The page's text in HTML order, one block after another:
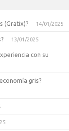
(Gratix)? 14/01/2025
13/01/2025
con su
gris?